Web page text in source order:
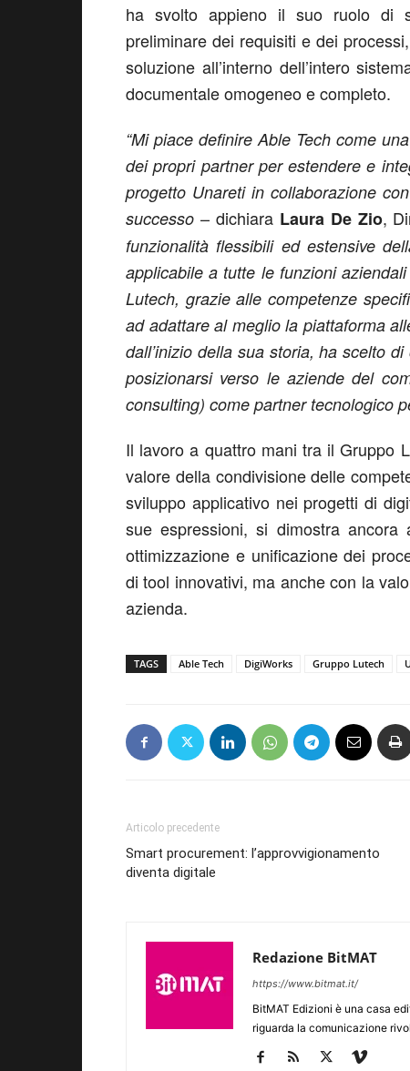
ha svolto appieno il suo ruolo di
preliminare dei requisiti e dei
soluzione all’interno dell’intero
documentale omogeneo e completo.
“Mi piace definire Able Tech come
dei propri partner per estendere e
progetto Unareti in collaborazione
successo – dichiara Laura De Zio,
funzionalità flessibili ed estensive
applicabile a tutte le funzioni
Lutech, grazie alle competenze
ad adattare al meglio la piattaforma
dall’inizio della sua storia, ha scelto
posizionarsi verso le aziende del
consulting) come partner tecnologico
Il lavoro a quattro mani tra il Gruppo
valore della condivisione delle
sviluppo applicativo nei progetti di
sue espressioni, si dimostra
ottimizzazione e unificazione dei
di tool innovativi, ma anche con la
azienda.
TAGS Able Tech DigiWorks Gruppo Lutech
Articolo precedente
Smart procurement: l’approvvigionamento
diventa digitale
Redazione BitMAT
https://www.bitmat.it/
BitMAT Edizioni è una casa
riguarda la comunicazione